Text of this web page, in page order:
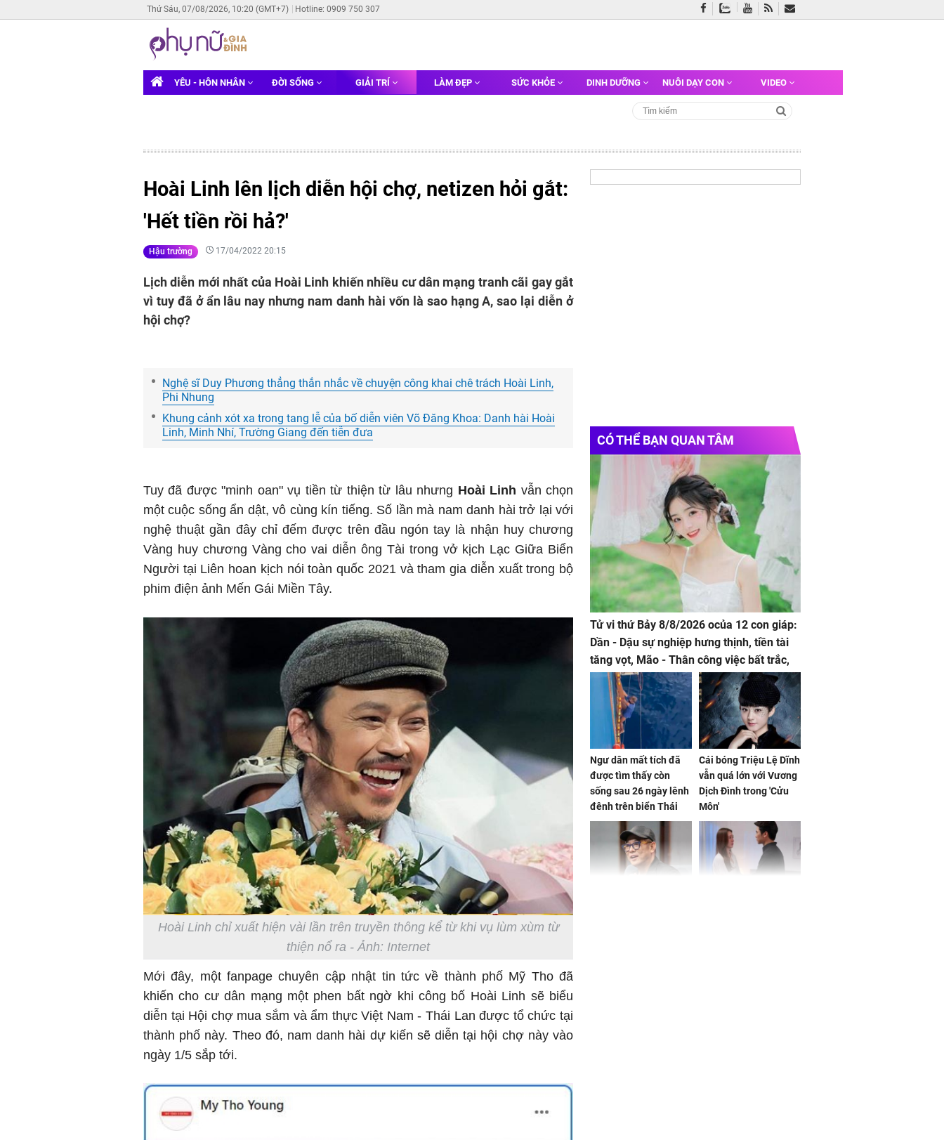
Thứ Sáu, 07/08/2026, 10:20 (GMT+7) Hotline: 0909 750 307
YÊU - HÔN NHÂN ĐỜI SỐNG GIẢI TRÍ LÀM ĐẸP SỨC KHỎE DINH DƯỠNG NUÔI DẠY CON VIDEO
Hoài Linh lên lịch diễn hội chợ, netizen hỏi gắt:
'Hết tiền rồi hả?'
Hậu trường 17/04/2022 20:15
Lịch diễn mới nhất của Hoài Linh khiến nhiều cư dân mạng tranh cãi gay gắt
vì tuy đã ở ẩn lâu nay nhưng nam danh hài vốn là sao hạng A, sao lại diễn ở
hội chợ?
Nghệ sĩ Duy Phương thẳng thắn nhắc về chuyện công khai chê trách Hoài Linh,
Phi Nhung
Khung cảnh xót xa trong tang lễ của bố diễn viên Võ Đăng Khoa: Danh hài Hoài
Linh, Minh Nhí, Trường Giang đến tiễn đưa
Tuy đã được "minh oan" vụ tiền từ thiện từ lâu nhưng Hoài Linh vẫn chọn
một cuộc sống ẩn dật, vô cùng kín tiếng. Số lần mà nam danh hài trở lại với
nghệ thuật gần đây chỉ đếm được trên đầu ngón tay là nhận huy chương
Vàng huy chương Vàng cho vai diễn ông Tài trong vở kịch Lạc Giữa Biển
Người tại Liên hoan kịch nói toàn quốc 2021 và tham gia diễn xuất trong bộ
phim điện ảnh Mến Gái Miền Tây.
Hoài Linh chỉ xuất hiện vài lần trên truyền thông kể từ khi vụ lùm xùm từ
thiện nổ ra - Ảnh: Internet
Mới đây, một fanpage chuyên cập nhật tin tức về thành phố Mỹ Tho đã
khiến cho cư dân mạng một phen bất ngờ khi công bố Hoài Linh sẽ biểu
diễn tại Hội chợ mua sắm và ẩm thực Việt Nam - Thái Lan được tổ chức tại
thành phố này. Theo đó, nam danh hài dự kiến sẽ diễn tại hội chợ này vào
ngày 1/5 sắp tới.
CÓ THỂ BẠN QUAN TÂM
Tử vi thứ Bảy 8/8/2026 ocủa 12 con giáp:
Dần - Dậu sự nghiệp hưng thịnh, tiền tài
tăng vọt, Mão - Thân công việc bất trắc,
tiền mất tật mang
Ngư dân mất tích đã
được tìm thấy còn
sống sau 26 ngày lênh
đênh trên biển Thái
Bình Dương
Cái bóng Triệu Lệ Dĩnh
vẫn quá lớn với Vương
Dịch Đình trong 'Cửu
Môn'